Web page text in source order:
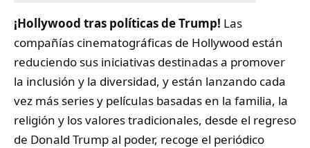
¡Hollywood tras políticas de Trump! Las
compañías cinematográficas de Hollywood están
reduciendo sus iniciativas destinadas a promover
la inclusión y la diversidad, y están lanzando cada
vez más series y películas basadas en la familia, la
religión y los valores tradicionales, desde el regreso
de Donald Trumpal poder, recoge el periódico